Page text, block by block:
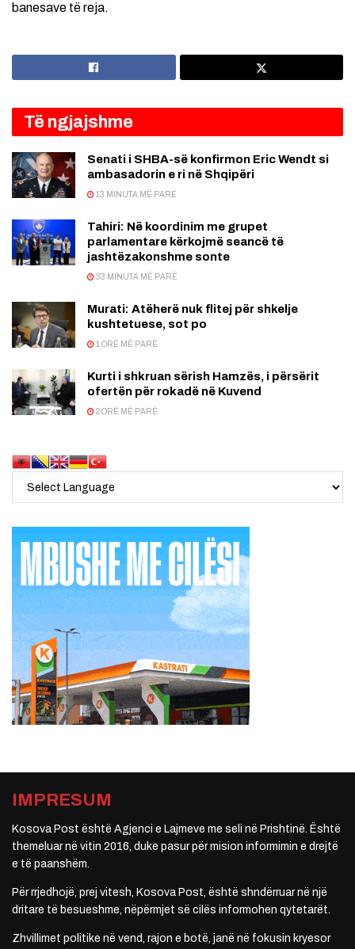
banesave të reja.
Të ngjajshme
Senati i SHBA-së konfirmon Eric Wendt si
ambasadorin e ri në Shqipëri
13 MINUTA MË PARË
Tahiri: Në koordinim me grupet
parlamentare kërkojmë seancë të
jashtëzakonshme sonte
33 MINUTA MË PARË
Murati: Atëherë nuk flitej për shkelje
kushtetuese, sot po
1 ORË MË PARË
Kurti i shkruan sërish Hamzës, i përsërit
ofertën për rokadë në Kuvend
2 ORË MË PARË
IMPRESUM
Kosova Post është Agjenci e Lajmeve me seli në Prishtinë. Është
themeluar në vitin 2016, duke pasur për mision informimin e drejtë
e të paanshëm.
Për rrjedhojë, prej vitesh, Kosova Post, është shndërruar në një
dritare të besueshme, nëpërmjet së cilës informohen qytetarët.
Zhvillimet politike në vend, rajon e botë, janë në fokusin kryesor